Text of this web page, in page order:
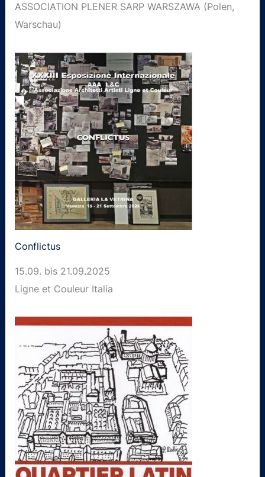
ASSOCIATION PLENER SARP WARSZAWA (Polen,
Warschau)
Conflictus
15.09. bis 21.09.2025
Ligne et Couleur Italia